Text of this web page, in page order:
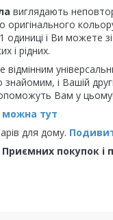
виглядають
і Ви можете
і рідних.
відмінним
і Вашій
Вам у цьому!
можна тут
для дому.
Приємних покупок і